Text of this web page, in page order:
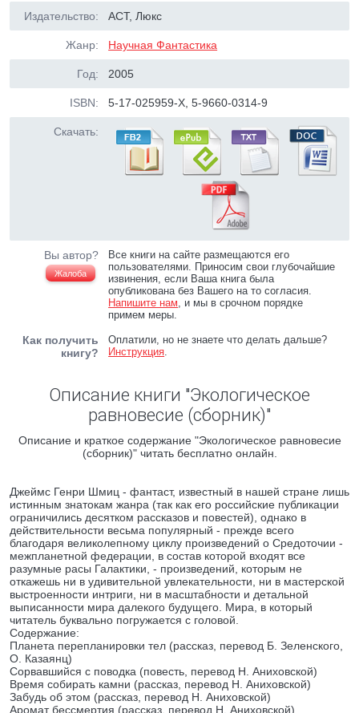
Издательство: АСТ, Люкс
Жанр: Научная Фантастика
Год: 2005
ISBN: 5-17-025959-Х, 5-9660-0314-9
Скачать:
Вы автор?
Жалоба
Все книги на сайте размещаются его
пользователями. Приносим свои глубочайшие
извинения, если Ваша книга была
опубликована без Вашего на то согласия.
Напишите нам, и мы в срочном порядке
примем меры.
Как получить
книгу?
Оплатили, но не знаете что делать дальше?
Инструкция.
Описание книги "Экологическое
равновесие (сборник)"
Описание и краткое содержание "Экологическое равновесие
(сборник)" читать бесплатно онлайн.
Джеймс Генри Шмиц - фантаст, известный в нашей стране лишь
истинным знатокам жанра (так как его российские публикации
ограничились десятком рассказов и повестей), однако в
действительности весьма популярный - прежде всего
благодаря великолепному циклу произведений о Средоточии -
межпланетной федерации, в состав которой входят все
разумные расы Галактики, - произведений, которым не
откажешь ни в удивительной увлекательности, ни в мастерской
выстроенности интриги, ни в масштабности и детальной
выписанности мира далекого будущего. Мира, в который
читатель буквально погружается с головой.
Содержание:
Планета перепланировки тел (рассказ, перевод Б. Зеленского,
О. Казаянц)
Сорвавшийся с поводка (повесть, перевод Н. Аниховской)
Время собирать камни (рассказ, перевод Н. Аниховской)
Забудь об этом (рассказ, перевод Н. Аниховской)
Аромат бессмертия (рассказ, перевод Н. Аниховской)